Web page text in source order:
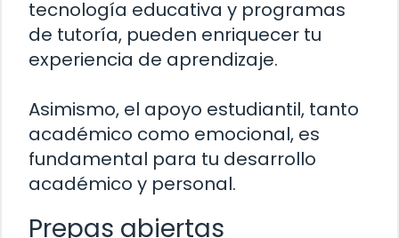
tecnología educativa y programas
de tutoría, pueden enriquecer tu
experiencia de aprendizaje.
Asimismo, el apoyo estudiantil, tanto
académico como emocional, es
fundamental para tu desarrollo
académico y personal.
Prepas abiertas